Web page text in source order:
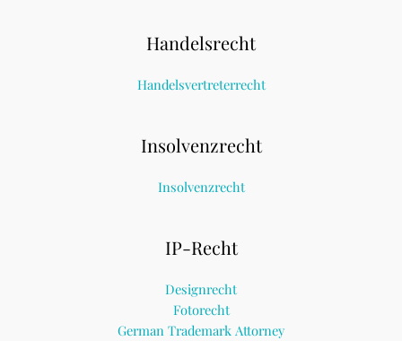
Handelsrecht
Handelsvertreterrecht
Insolvenzrecht
Insolvenzrecht
IP-Recht
Designrecht
Fotorecht
German Trademark Attorney